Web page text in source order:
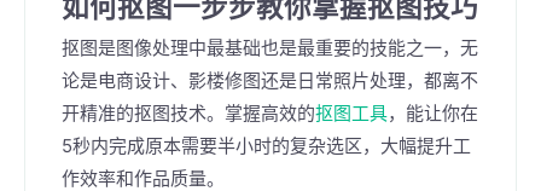
如何抠图一步步教你掌握抠图技巧
抠图是图像处理中最基础也是最重要的技能之一，无
论是电商设计、影楼修图还是日常照片处理，都离不
开精准的抠图技术。掌握高效的抠图工具，能让你在
5秒内完成原本需要半小时的复杂选区，大幅提升工
作效率和作品质量。